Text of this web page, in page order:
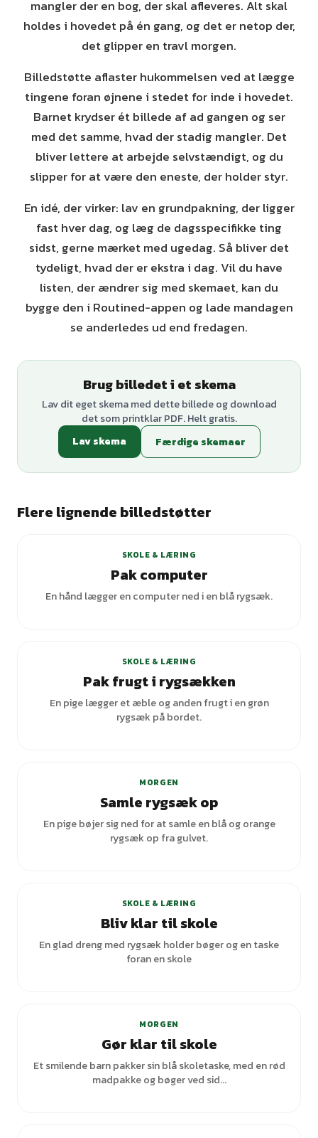
mangler der en bog, der skal afleveres. Alt skal
holdes i hovedet på én gang, og det er netop der,
det glipper en travl morgen.
Billedstøtte aflaster hukommelsen ved at lægge
tingene foran øjnene i stedet for inde i hovedet.
Barnet krydser ét billede af ad gangen og ser
med det samme, hvad der stadig mangler. Det
bliver lettere at arbejde selvstændigt, og du
slipper for at være den eneste, der holder styr.
En idé, der virker: lav en grundpakning, der ligger
fast hver dag, og læg de dagsspecifikke ting
sidst, gerne mærket med ugedag. Så bliver det
tydeligt, hvad der er ekstra i dag. Vil du have
listen, der ændrer sig med skemaet, kan du
bygge den i Routined-appen og lade mandagen
se anderledes ud end fredagen.
Brug billedet i et skema
Lav dit eget skema med dette billede og download
det som printklar PDF. Helt gratis.
Lav skema
Færdige skemaer
Flere lignende billedstøtter
SKOLE & LÆRING
Pak computer
En hånd lægger en computer ned i en blå rygsæk.
SKOLE & LÆRING
Pak frugt i rygsækken
En pige lægger et æble og anden frugt i en grøn
rygsæk på bordet.
MORGEN
Samle rygsæk op
En pige bøjer sig ned for at samle en blå og orange
rygsæk op fra gulvet.
SKOLE & LÆRING
Bliv klar til skole
En glad dreng med rygsæk holder bøger og en taske
foran en skole
MORGEN
Gør klar til skole
Et smilende barn pakker sin blå skoletaske, med en rød
madpakke og bøger ved sid...